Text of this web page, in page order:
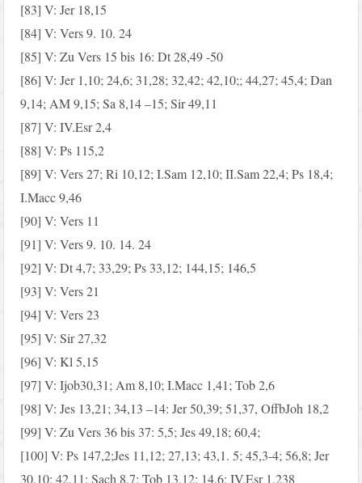
[83] V: Jer 18,15
[84] V: Vers 9. 10. 24
[85] V: Zu Vers 15 bis 16: Dt 28,49 -50
[86] V: Jer 1,10; 24,6; 31,28; 32,42; 42,10;; 44,27; 45,4; Dan
9,14; AM 9,15; Sa 8,14 –15; Sir 49,11
[87] V: IV.Esr 2,4
[88] V: Ps 115,2
[89] V: Vers 27; Ri 10,12; I.Sam 12,10; II.Sam 22,4; Ps 18,4;
I.Macc 9,46
[90] V: Vers 11
[91] V: Vers 9. 10. 14. 24
[92] V: Dt 4,7; 33,29; Ps 33,12; 144,15; 146,5
[93] V: Vers 21
[94] V: Vers 23
[95] V: Sir 27,32
[96] V: Kl 5,15
[97] V: Ijob30,31; Am 8,10; I.Macc 1,41; Tob 2,6
[98] V: Jes 13,21; 34,13 –14: Jer 50,39; 51,37, OffbJoh 18,2
[99] V: Zu Vers 36 bis 37: 5,5; Jes 49,18; 60,4;
[100] V: Ps 147,2;Jes 11,12; 27,13; 43,1. 5; 45,3-4; 56,8; Jer
30,10; 42,11; Sach 8,7; Tob 13,12; 14,6; IV.Esr 1,238